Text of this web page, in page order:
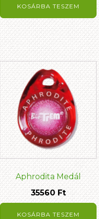
KOSÁRBA TESZEM
Aphrodita Medál
35560Ft
KOSÁRBA TESZEM